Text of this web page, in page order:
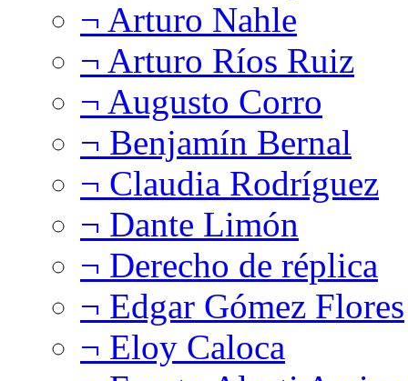
¬ Arturo Nahle
¬ Arturo Ríos Ruiz
¬ Augusto Corro
¬ Benjamín Bernal
¬ Claudia Rodríguez
¬ Dante Limón
¬ Derecho de réplica
¬ Edgar Gómez Flores
¬ Eloy Caloca